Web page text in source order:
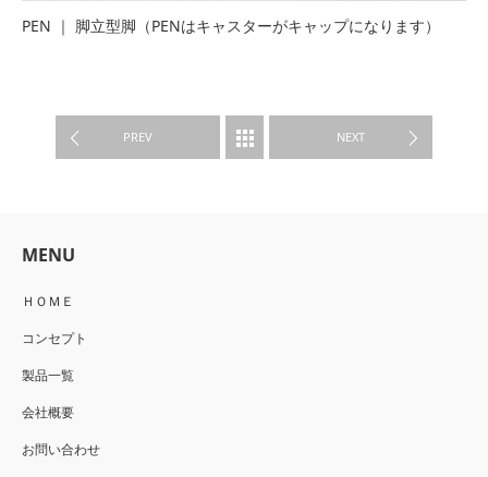
PEN ｜ 脚立型脚（PENはキャスターがキャップになります）
PREV
PRODUCTS NEXT
MENU
ＨＯＭＥ
コンセプト
製品一覧
会社概要
お問い合わせ